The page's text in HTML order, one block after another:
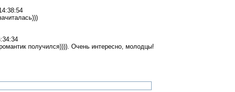
получился)))). Очень интересно, молодцы!